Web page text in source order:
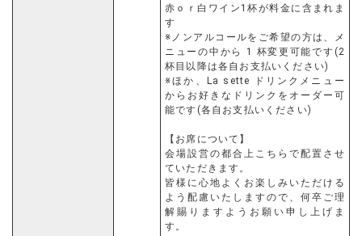
赤ｏｒ白ワイン1杯が料金に含まれま
す
※ノンアルコールをご希望の方は、メ
ニューの中から 1 杯変更可能です(2
杯目以降は各自お支払いください)
※ほか、La sette ドリンクメニュー
からお好きなドリンクをオーダー可
能です(各自お支払いください)
【お席について】
会場設営の都合上こちらで配置させ
ていただきます。
皆様に心地よくお楽しみいただける
よう配慮いたしますので、何卒ご理
解賜りますようお願い申し上げま
す。